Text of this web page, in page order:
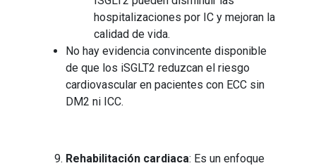
hospitalizaciones por IC y mejoran la
calidad de vida.
No hay evidencia convincente disponible
de que los iSGLT2 reduzcan el riesgo
cardiovascular en pacientes con ECC sin
DM2 ni ICC.
Rehabilitación cardiaca: Es un enfoque